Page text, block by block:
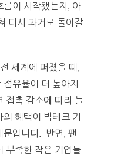
름이 시작됐는지, 아
다시 과거로 돌아갈
세계에 퍼졌을 때,
유율이 더 높아지
접촉 감소에 따라 늘
혜택이 빅테크 기
문입니다. 반면, 팬
부족한 작은 기업들